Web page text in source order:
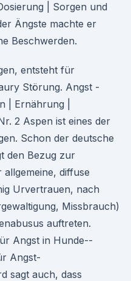
| Sorgen und
Ängste machte er
Beschwerden.
entsteht für
Störung. Angst -
| Ernährung |
2 Aspen ist eines der
Schon der deutsche
den Bezug zur
diffuse
Urvertrauen, nach
Missbrauch)
auftreten.
Angst in Hunde--
Angst-
sagt auch, dass